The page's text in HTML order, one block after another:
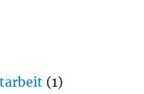
(1)